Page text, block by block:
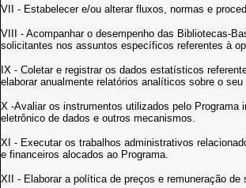
VII - Estabelecer e/ou alterar fluxos, normas e
VIII - Acompanhar o desempenho das Bibliotecas-
solicitantes nos assuntos específicos referentes à
IX - Coletar e registrar os dados estatísticos
elaborar anualmente relatórios analíticos sobre o seu
X -Avaliar os instrumentos utilizados pelo Programa
eletrônico de dados e outros mecanismos.
XI - Executar os trabalhos administrativos
e financeiros alocados ao Programa.
XII - Elaborar a política de preços e remuneração